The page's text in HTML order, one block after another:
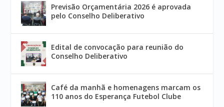
Previsão Orçamentária 2026 é aprovada
pelo Conselho Deliberativo
Edital de convocação para reunião do
Conselho Deliberativo
Café da manhã e homenagens marcam os
110 anos do Esperança Futebol Clube